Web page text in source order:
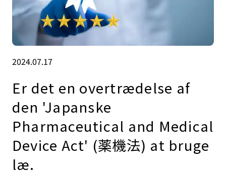
2024.07.17
Er det en overtrædelse af
den 'Japanske
Pharmaceutical and Medical
Device Act' (薬機法) at bruge
læ.